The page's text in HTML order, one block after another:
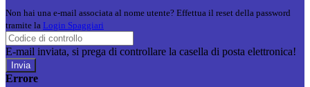
Non hai una e-mail associata al nome utente? Effettua il reset della password
tramite la Login Spaggiari
E-mail inviata, si prega di controllare la casella di posta elettronica!
Errore